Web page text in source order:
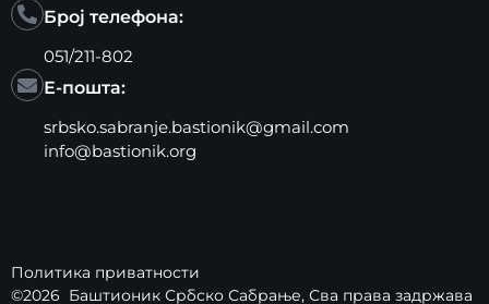
Број телефона:
051/211-802
Е-пошта:
srbsko.sabranje.bastionik@gmail.com
info@bastionik.org
Политика приватности
©2026 Баштионик Србско Сабрање, Сва права задржава